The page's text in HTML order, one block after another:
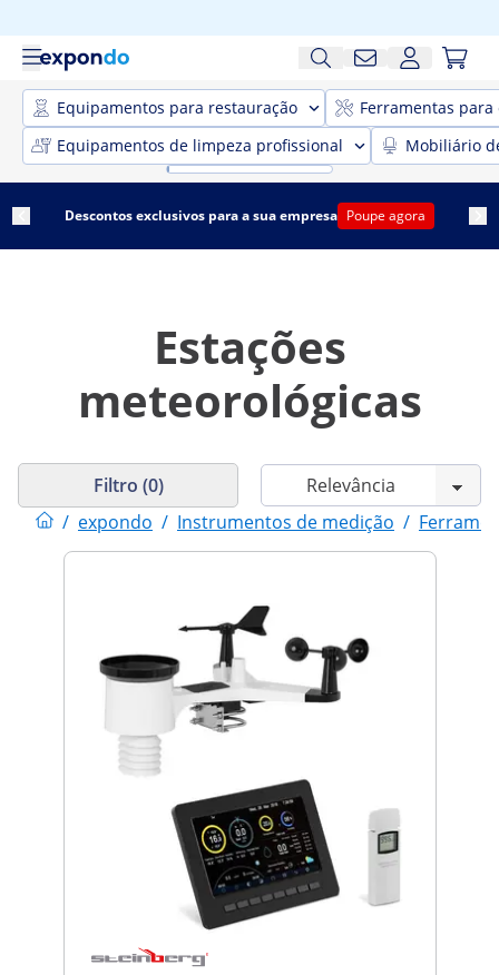
Equipamentos para restauração
Ferramentas para
Equipamentos de limpeza profissional
Mobiliário
Descontos exclusivos para a sua empresa Poupe agora
Estações
meteorológicas
/ expondo / Instrumentos de medição /
Filtro (0)